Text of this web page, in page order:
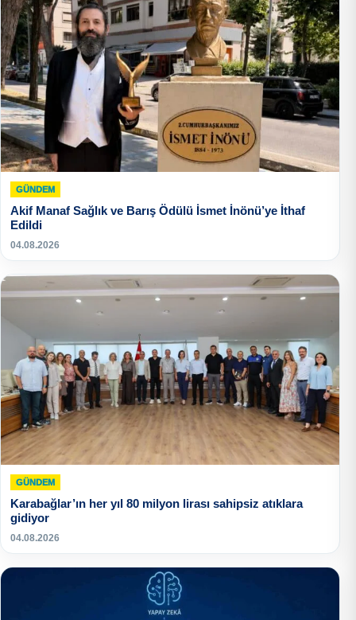
GÜNDEM
Akif Manaf Sağlık ve Barış Ödülü İsmet İnönü’ye İthaf
Edildi
04.08.2026
GÜNDEM
Karabağlar’ın her yıl 80 milyon lirası sahipsiz atıklara
gidiyor
04.08.2026